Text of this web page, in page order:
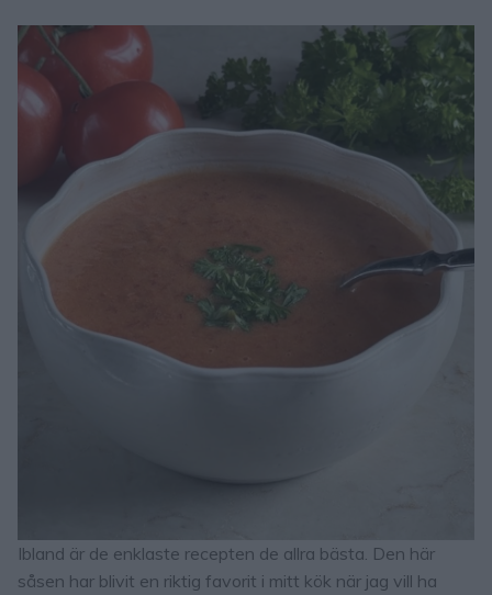
Ibland är de enklaste recepten de allra bästa. Den här
såsen har blivit en riktig favorit i mitt kök när jag vill ha